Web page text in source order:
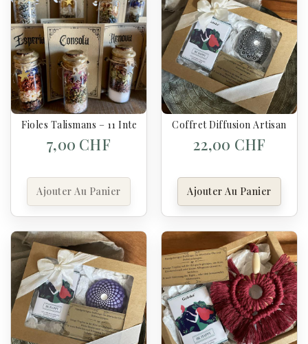
Fioles Talismans – 11 Intentions Symboliques Au Choix
7,00 CHF
Ajouter Au Panier
Coffret Diffusion Artisanale
22,00 CHF
Ajouter Au Panier